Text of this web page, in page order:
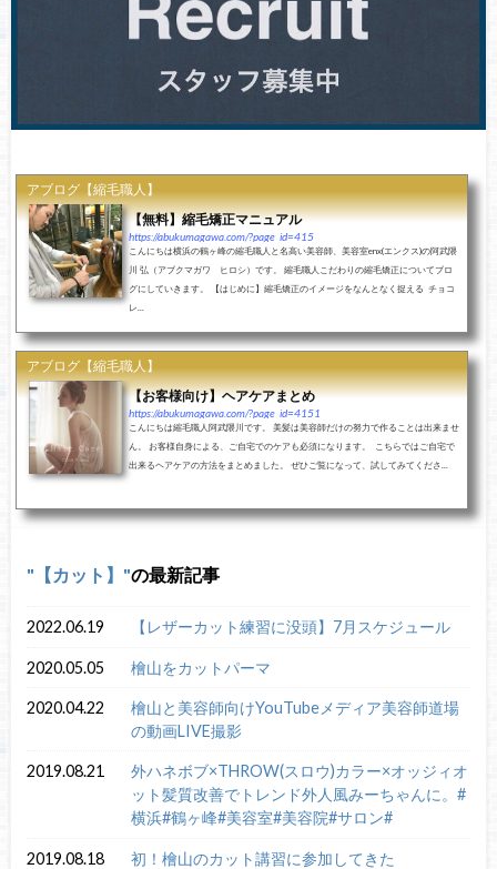
アブログ【縮毛職人】
【無料】縮毛矯正マニュアル
https://abukumagawa.com/?page_id=415
こんにちは横浜の鶴ヶ峰の縮毛職人と名高い美容師、美容室enx(エンクス)の阿武隈
川 弘（アブクマガワ ヒロシ）です。 縮毛職人こだわりの縮毛矯正についてブロ
グにしていきます。 【はじめに】縮毛矯正のイメージをなんとなく捉える チョコ
レ...
アブログ【縮毛職人】
【お客様向け】ヘアケアまとめ
https://abukumagawa.com/?page_id=4151
こんにちは縮毛職人阿武隈川です。 美髪は美容師だけの努力で作ることは出来ませ
ん。 お客様自身による、ご自宅でのケアも必須になります。 こちらではご自宅で
出来るヘアケアの方法をまとめました。 ぜひご覧になって、試してみてくださ...
【カット】 の最新記事
2022.06.19 【レザーカット練習に没頭】7月スケジュール
2020.05.05 檜山をカットパーマ
2020.04.22
檜山と美容師向けYouTubeメディア美容師道場
の動画LIVE撮影
2019.08.21
外ハネボブ×THROW(スロウ)カラー×オッジィオ
ット髪質改善でトレンド外人風みーちゃんに。#
横浜#鶴ヶ峰#美容室#美容院#サロン#
2019.08.18 初！檜山のカット講習に参加してきた